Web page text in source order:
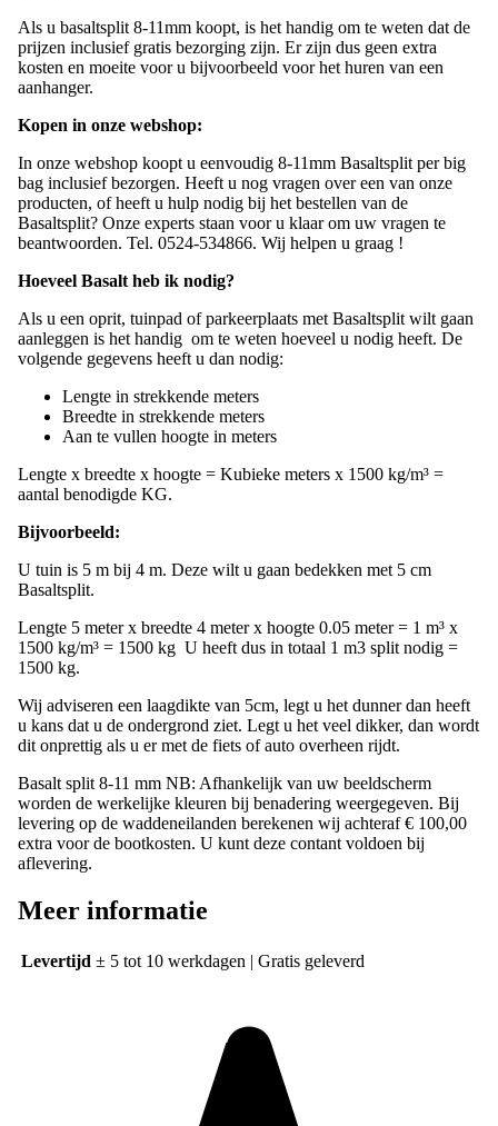
Basaltsplit 8-11mm prijzen:
Als u basaltsplit 8-11mm koopt, is het handig om te weten dat de
prijzen inclusief gratis bezorging zijn. Er zijn dus geen extra
kosten en moeite voor u bijvoorbeeld voor het huren van een
aanhanger.
Kopen in onze webshop:
In onze webshop koopt u eenvoudig 8-11mm Basaltsplit per big
bag inclusief bezorgen. Heeft u nog vragen over een van onze
producten, of heeft u hulp nodig bij het bestellen van de
Basaltsplit? Onze experts staan voor u klaar om uw vragen te
beantwoorden. Tel. 0524-534866. Wij helpen u graag !
Hoeveel Basalt heb ik nodig?
Als u een oprit, tuinpad of parkeerplaats met Basaltsplit wilt gaan
aanleggen is het handig om te weten hoeveel u nodig heeft. De
volgende gegevens heeft u dan nodig:
Lengte in strekkende meters
Breedte in strekkende meters
Aan te vullen hoogte in meters
Lengte x breedte x hoogte = Kubieke meters x 1500 kg/m³ =
aantal benodigde KG.
Bijvoorbeeld:
U tuin is 5 m bij 4 m. Deze wilt u gaan bedekken met 5 cm
Basaltsplit.
Lengte 5 meter x breedte 4 meter x hoogte 0.05 meter = 1 m³ x
1500 kg/m³ = 1500 kg U heeft dus in totaal 1 m3 split nodig =
1500 kg.
Wij adviseren een laagdikte van 5cm, legt u het dunner dan heeft
u kans dat u de ondergrond ziet. Legt u het veel dikker, dan wordt
dit onprettig als u er met de fiets of auto overheen rijdt.
Basalt split 8-11 mm NB: Afhankelijk van uw beeldscherm
worden de werkelijke kleuren bij benadering weergegeven. Bij
levering op de waddeneilanden berekenen wij achteraf € 100,00
extra voor de bootkosten. U kunt deze contant voldoen bij